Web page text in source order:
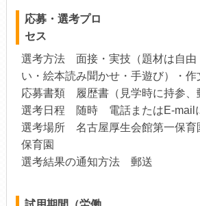
応募・選考プロ
セス
選考方法 面接・実技（題材は自
い・絵本読み聞かせ・手遊び）・作
応募書類 履歴書（見学時に持参、
選考日程 随時 電話またはE-mail
選考場所 名古屋厚生会館第一保
保育園
選考結果の通知方法 郵送